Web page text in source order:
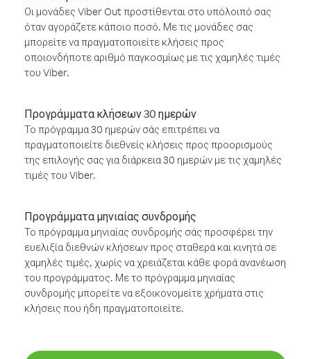
Οι μονάδες Viber Out προστίθενται στο υπόλοιπό σας
όταν αγοράζετε κάποιο ποσό. Με τις μονάδες σας
μπορείτε να πραγματοποιείτε κλήσεις προς
οποιονδήποτε αριθμό παγκοσμίως με τις χαμηλές τιμές
του Viber.
Προγράμματα κλήσεων 30 ημερών
Το πρόγραμμα 30 ημερών σάς επιτρέπει να
πραγματοποιείτε διεθνείς κλήσεις προς προορισμούς
της επιλογής σας για διάρκεια 30 ημερών με τις χαμηλές
τιμές του Viber.
Προγράμματα μηνιαίας συνδρομής
Το πρόγραμμα μηνιαίας συνδρομής σάς προσφέρει την
ευελιξία διεθνών κλήσεων προς σταθερά και κινητά σε
χαμηλές τιμές, χωρίς να χρειάζεται κάθε φορά ανανέωση
του προγράμματος. Με το πρόγραμμα μηνιαίας
συνδρομής μπορείτε να εξοικονομείτε χρήματα στις
κλήσεις που ήδη πραγματοποιείτε.